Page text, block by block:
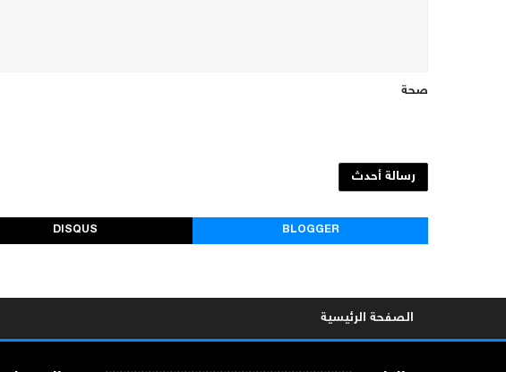
صحة
رسالة أحدث
BLOGGER
DISQUS
الصفحة الرئيسية